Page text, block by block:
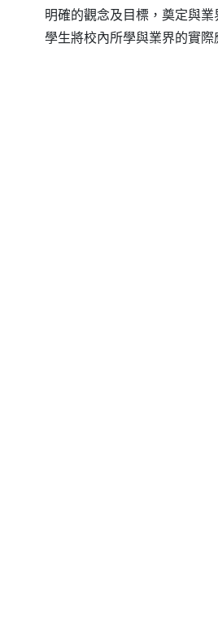
明確的觀念及目標，奠定與
學生將校內所學與業界的實際